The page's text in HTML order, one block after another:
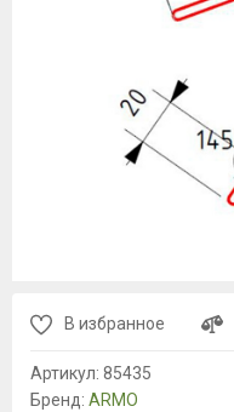
В избранное
Артикул: 85435
Бренд: ARMO